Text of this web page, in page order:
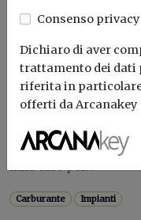
Potrebbe
Attualità
Ddl
riconvertire i
Il provvedimento del
mila euro per...
Carburante Impianti
Consenso privacy
Dichiaro di aver
trattamento dei dati
riferita in particolare
offerti da Arcanakey